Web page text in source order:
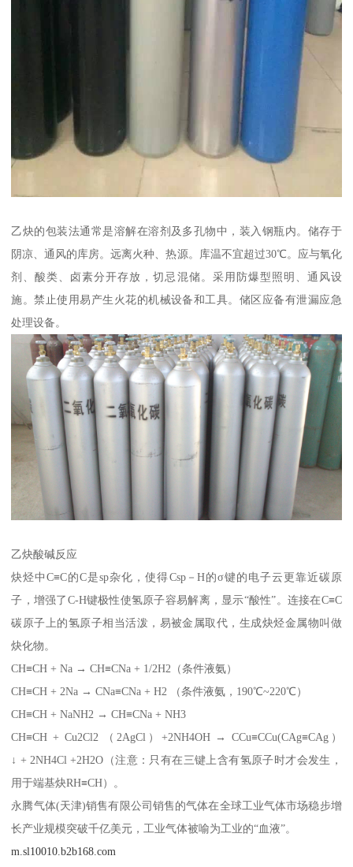
乙炔的包装法通常是溶解在溶剂及多孔物中，装入钢瓶内。储存于
阴凉、通风的库房。远离火种、热源。库温不宜超过30℃。应与氧化
剂、酸类、卤素分开存放，切忌混储。采用防爆型照明、通风设
施。禁止使用易产生火花的机械设备和工具。储区应备有泄漏应急
处理设备。
乙炔酸碱反应
炔烃中C≡C的C是sp杂化，使得Csp－H的σ键的电子云更靠近碳原
子，增强了C-H键极性使氢原子容易解离，显示“酸性”。连接在C≡C
碳原子上的氢原子相当活泼，易被金属取代，生成炔烃金属物叫做
炔化物。
CH≡CH + Na → CH≡CNa + 1/2H2（条件液氨）
CH≡CH + 2Na → CNa≡CNa + H2 （条件液氨，190℃~220℃）
CH≡CH + NaNH2 → CH≡CNa + NH3
CH≡CH + Cu2Cl2 （2AgCl）+2NH4OH → CCu≡CCu(CAg≡CAg）
↓ + 2NH4Cl +2H2O（注意：只有在三键上含有氢原子时才会发生，
用于端基炔RH≡CH）。
永腾气体(天津)销售有限公司销售的气体在全球工业气体市场稳步增
长产业规模突破千亿美元，工业气体被喻为工业的“血液”。
m.sl10010.b2b168.com